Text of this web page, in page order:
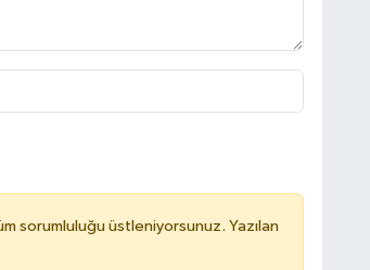
sorumluluğu üstleniyorsunuz. Yazılan